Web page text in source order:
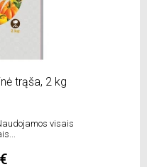
trąša, 2 kg
visais